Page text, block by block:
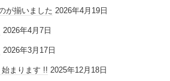
が揃いました 2026年4月19日
2026年4月7日
2026年3月17日
まります !! 2025年12月18日